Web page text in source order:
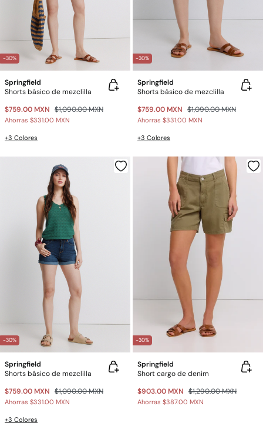
-30%
Springfield
Shorts básico de mezclilla
$759.00 MXN $1,090.00 MXN
Ahorras $331.00 MXN
+3 Colores
-30%
Springfield
Shorts básico de mezclilla
$759.00 MXN $1,090.00 MXN
Ahorras $331.00 MXN
+3 Colores
-30%
Springfield
Shorts básico de mezclilla
$759.00 MXN $1,090.00 MXN
Ahorras $331.00 MXN
+3 Colores
-30%
Springfield
Short cargo de denim
$903.00 MXN $1,290.00 MXN
Ahorras $387.00 MXN